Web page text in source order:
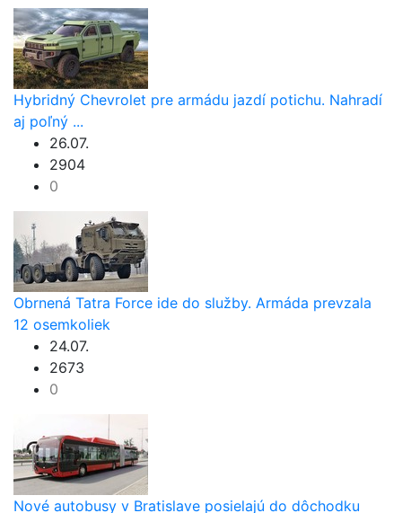
Hybridný Chevrolet pre armádu jazdí potichu. Nahradí
aj poľný ...
26.07.
2904
0
Obrnená Tatra Force ide do služby. Armáda prevzala
12 osemkoliek
24.07.
2673
0
Nové autobusy v Bratislave posielajú do dôchodku